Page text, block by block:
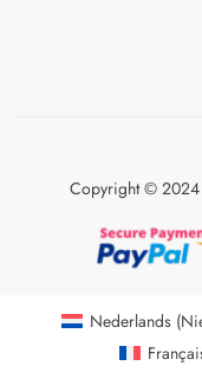
Copyright © 2024
Nederlands(